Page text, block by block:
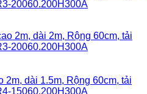
2m, dài 2m, Rộng 60cm, tải
20060.200H300A